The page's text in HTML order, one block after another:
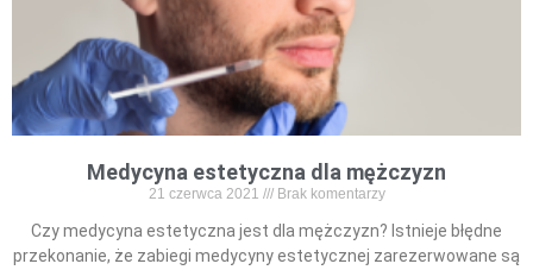
Medycyna estetyczna dla mężczyzn
21 czerwca 2021 Brak komentarzy
Czy medycyna estetyczna jest dla mężczyzn? Istnieje błędne
przekonanie, że zabiegi medycyny estetycznej zarezerwowane są